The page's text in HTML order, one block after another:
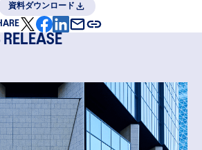
資料ダウンロード
RELEASE